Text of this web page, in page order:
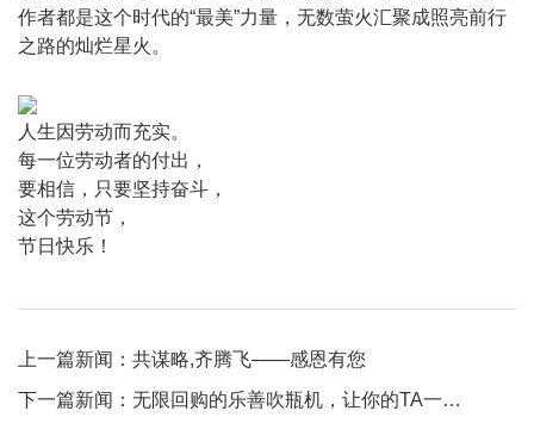
作者都是这个时代的“最美”力量，无数萤火汇聚成照亮前行
之路的灿烂星火。
人生因劳动而充实。
每一位劳动者的付出，
要相信，只要坚持奋斗，
这个劳动节，
节日快乐！
上一篇新闻： 共谋略,齐腾飞——感恩有您
下一篇新闻：
无限回购的乐善吹瓶机，让你的TA一用就爱上！